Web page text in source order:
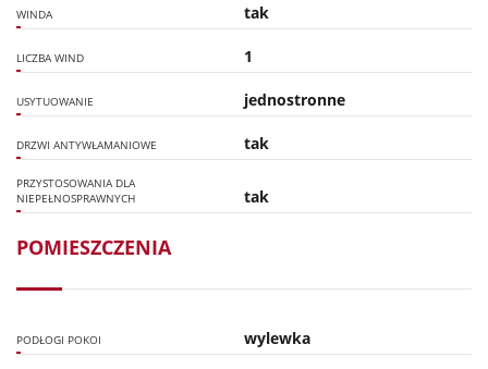
WINDA tak
LICZBA WIND 1
USYTUOWANIE jednostronne
DRZWI ANTYWŁAMANIOWE tak
PRZYSTOSOWANIA DLA
NIEPEŁNOSPRAWNYCH
tak
POMIESZCZENIA
PODŁOGI POKOI wylewka